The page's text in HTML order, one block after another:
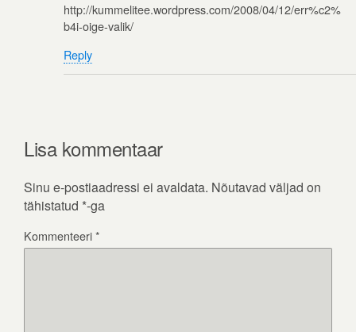
http://kummelitee.wordpress.com/2008/04/12/err%c2%
b4i-oige-valik/
Reply
Lisa kommentaar
Sinu e-postiaadressi ei avaldata. Nõutavad väljad on
tähistatud *-ga
Kommenteeri*